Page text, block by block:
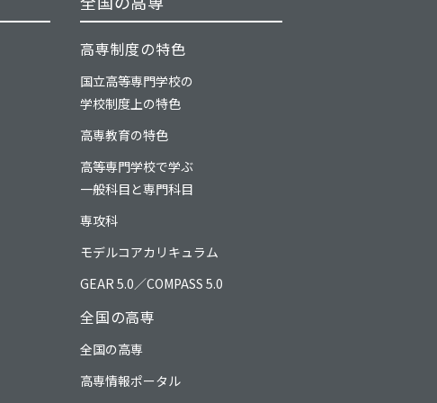
高専制度の特色
国立高等専門学校の
学校制度上の特色
高専教育の特色
高等専門学校で学ぶ
一般科目と専門科目
専攻科
モデルコアカリキュラム
GEAR 5.0／COMPASS 5.0
全国の高専
全国の高専
高専情報ポータル